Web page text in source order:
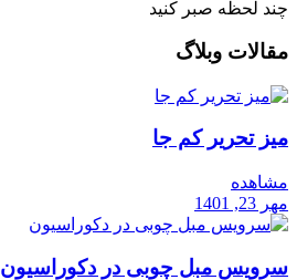
چند لحظه صبر کنید
مقالات وبلاگ
میز تحریر کم جا
مشاهده
مهر 23, 1401
سرویس مبل چوبی در دکوراسیون